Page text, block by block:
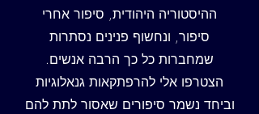
ההיסטוריה היהודית, סיפור אחרי
סיפור, ונחשוף פנינים נסתרות
שמחברות כל כך הרבה אנשים.
הצטרפו אלי להרפתקאות גנאלוגיות
וביחד נשמר סיפורים שאסור לתת להם